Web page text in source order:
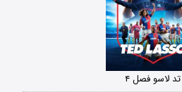
تد لاسو فصل ۴